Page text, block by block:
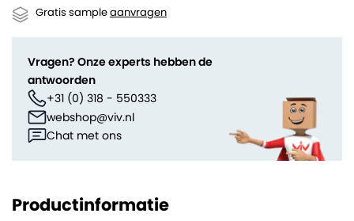
Gratis sampleaanvragen
Vragen? Onze experts hebben de
antwoorden
+31 (0) 318 - 550333
webshop@viv.nl
Chat met ons
Productinformatie